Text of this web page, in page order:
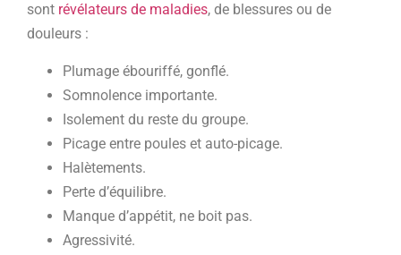
sont révélateurs de maladies, de blessures ou de
douleurs :
Plumage ébouriffé, gonflé.
Somnolence importante.
Isolement du reste du groupe.
Picage entre poules et auto-picage.
Halètements.
Perte d’équilibre.
Manque d’appétit, ne boit pas.
Agressivité.